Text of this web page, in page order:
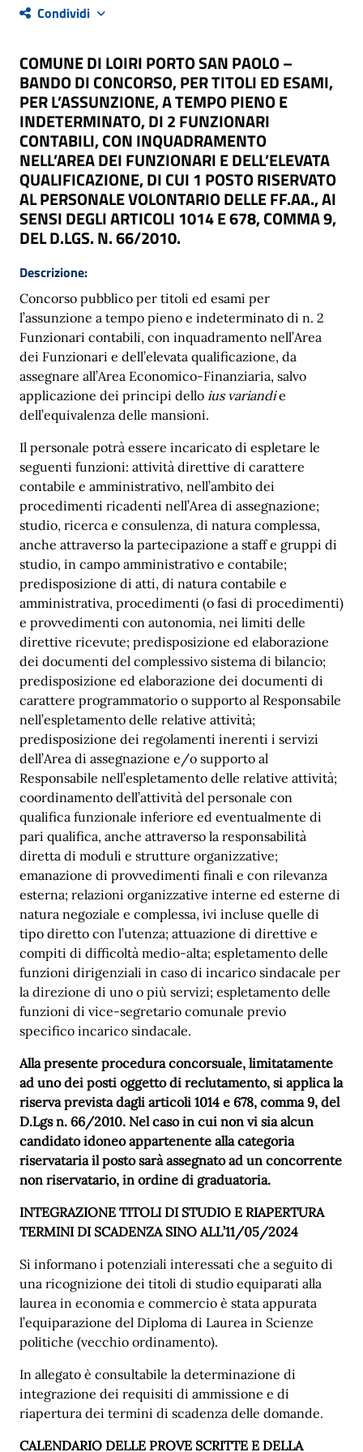
Condividi
COMUNE DI LOIRI PORTO SAN PAOLO –
BANDO DI CONCORSO, PER TITOLI ED ESAMI,
PER L’ASSUNZIONE, A TEMPO PIENO E
INDETERMINATO, DI 2 FUNZIONARI
CONTABILI, CON INQUADRAMENTO
NELL’AREA DEI FUNZIONARI E DELL’ELEVATA
QUALIFICAZIONE, DI CUI 1 POSTO RISERVATO
AL PERSONALE VOLONTARIO DELLE FF.AA., AI
SENSI DEGLI ARTICOLI 1014 E 678, COMMA 9,
DEL D.LGS. N. 66/2010.
Descrizione:
Concorso pubblico per titoli ed esami per
l’assunzione a tempo pieno e indeterminato di n. 2
Funzionari contabili, con inquadramento nell’Area
dei Funzionari e dell’elevata qualificazione, da
assegnare all’Area Economico-Finanziaria, salvo
applicazione dei principi dello ius variandie
dell’equivalenza delle mansioni.
Il personale potrà essere incaricato di espletare le
seguenti funzioni: attività direttive di carattere
contabile e amministrativo, nell’ambito dei
procedimenti ricadenti nell’Area di assegnazione;
studio, ricerca e consulenza, di natura complessa,
anche attraverso la partecipazione a staff e gruppi di
studio, in campo amministrativo e contabile;
predisposizione di atti, di natura contabile e
amministrativa, procedimenti (o fasi di procedimenti)
e provvedimenti con autonomia, nei limiti delle
direttive ricevute; predisposizione ed elaborazione
dei documenti del complessivo sistema di bilancio;
predisposizione ed elaborazione dei documenti di
carattere programmatorio o supporto al Responsabile
nell’espletamento delle relative attività;
predisposizione dei regolamenti inerenti i servizi
dell’Area di assegnazione e/o supporto al
Responsabile nell’espletamento delle relative attività;
coordinamento dell’attività del personale con
qualifica funzionale inferiore ed eventualmente di
pari qualifica, anche attraverso la responsabilità
diretta di moduli e strutture organizzative;
emanazione di provvedimenti finali e con rilevanza
esterna; relazioni organizzative interne ed esterne di
natura negoziale e complessa, ivi incluse quelle di
tipo diretto con l’utenza; attuazione di direttive e
compiti di difficoltà medio-alta; espletamento delle
funzioni dirigenziali in caso di incarico sindacale per
la direzione di uno o più servizi; espletamento delle
funzioni di vice-segretario comunale previo
specifico incarico sindacale.
Alla presente procedura concorsuale, limitatamente
ad uno dei posti oggetto di reclutamento, si applica la
riserva prevista dagli articoli 1014 e 678, comma 9, del
D.Lgs n. 66/2010. Nel caso in cui non vi sia alcun
candidato idoneo appartenente alla categoria
riservataria il posto sarà assegnato ad un concorrente
non riservatario, in ordine di graduatoria.
INTEGRAZIONE TITOLI DI STUDIO E RIAPERTURA
TERMINI DI SCADENZA SINO ALL’11/05/2024
Si informano i potenziali interessati che a seguito di
una ricognizione dei titoli di studio equiparati alla
laurea in economia e commercio è stata appurata
l’equiparazione del Diploma di Laurea in Scienze
politiche (vecchio ordinamento).
In allegato è consultabile la determinazione di
integrazione dei requisiti di ammissione e di
riapertura dei termini di scadenza delle domande.
CALENDARIO DELLE PROVE SCRITTE E DELLA